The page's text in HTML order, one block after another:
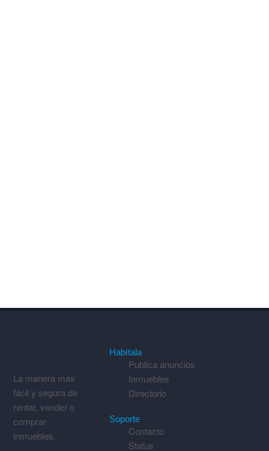
La manera más
fácil y segura de
rentar, vender o
comprar
inmuebles.
Habítala
Publica anuncios
Inmuebles
Directorio
Soporte
Contacto
Status